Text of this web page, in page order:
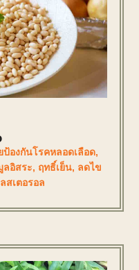
ป้องกันโรคหลอดเลือด,
ลอิสระ, ฤทธิ์เย็น, ลดไข
สเตอรอล